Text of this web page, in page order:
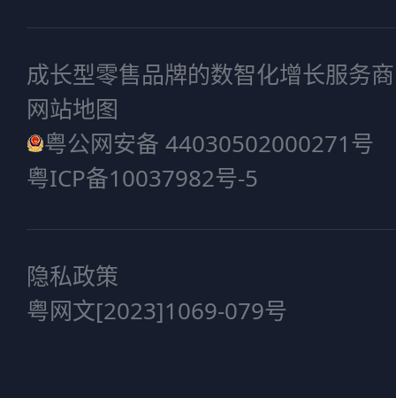
成长型零售品牌的数智化增长服务商
网站地图
粤公网安备 44030502000271号
粤ICP备10037982号-5
隐私政策
粤网文[2023]1069-079号